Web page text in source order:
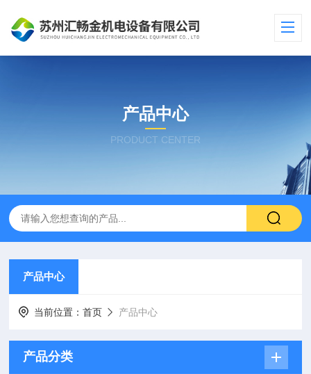
产品中心
PRODUCT CENTER
产品中心
当前位置：首页 产品中心
产品分类